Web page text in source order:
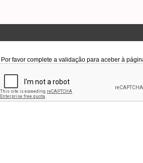
Por favor complete a validação para aceber à